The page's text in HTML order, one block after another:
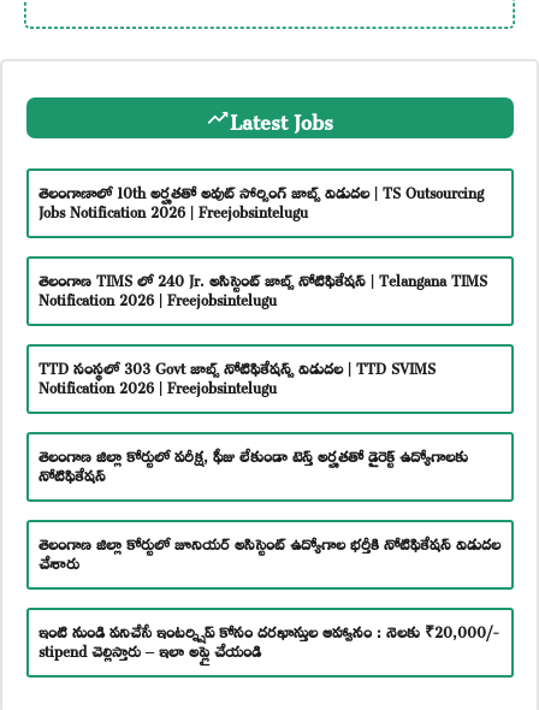
Latest Jobs
తెలంగాణాలో 10th అర్హతతో అవుట్ సోర్సింగ్ జాబ్స్ విడుదల | TS Outsourcing
Jobs Notification 2026 | Freejobsintelugu
తెలంగాణ TIMS లో 240 Jr. అసిస్టెంట్ జాబ్స్ నోటిఫికేషన్ | Telangana TIMS
Notification 2026 | Freejobsintelugu
TTD సంస్థలో 303 Govt జాబ్స్ నోటిఫికేషన్స్ విడుదల | TTD SVIMS
Notification 2026 | Freejobsintelugu
తెలంగాణ జిల్లా కోర్టులో పరీక్ష, ఫీజు లేకుండా టెన్త్ అర్హతతో డైరెక్ట్ ఉద్యోగాలకు
నోటిఫికేషన్
తెలంగాణ జిల్లా కోర్టులో జూనియర్ అసిస్టెంట్ ఉద్యోగాల భర్తీకి నోటిఫికేషన్ విడుదల
చేశారు
ఇంటి నుండి పనిచేసే ఇంటర్న్షిప్ కోసం దరఖాస్తుల ఆహ్వానం : నెలకు ₹20,000/-
stipend చెల్లిస్తారు – ఇలా అప్లై చేయండి